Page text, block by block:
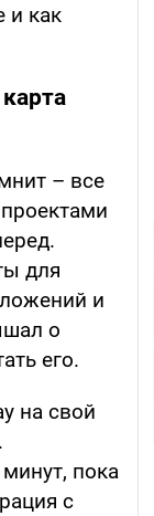
и как
– все
для
и
о
его.
на свой
пока
с